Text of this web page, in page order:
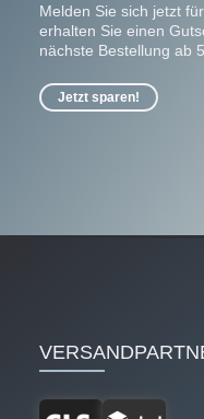
Melden Sie sich jetzt
erhalten Sie einen
nächste Bestellung ab
Jetzt sparen!